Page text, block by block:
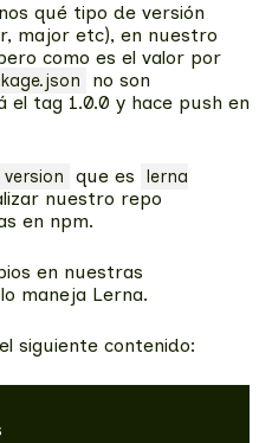
qué tipo de versión
major etc), en nuestro
como es el valor por
no son
el tag 1.0.0 y hace push en
que es
lerna
nuestro repo
en npm.
en nuestras
maneja Lerna.
siguiente contenido: